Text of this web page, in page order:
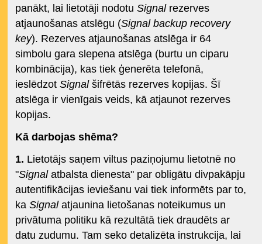
panākt, lai lietotāji nodotu Signal rezerves
atjaunošanas atslēgu (Signal backup recovery
key). Rezerves atjaunošanas atslēga ir 64
simbolu gara slepena atslēga (burtu un ciparu
kombinācija), kas tiek ģenerēta telefonā,
ieslēdzot Signalšifrētās rezerves kopijas. Šī
atslēga ir vienīgais veids, kā atjaunot rezerves
kopijas.
Kā darbojas shēma?
1. Lietotājs saņem viltus paziņojumu lietotnē no
"Signalatbalsta dienesta" par obligātu divpakāpju
autentifikācijas ieviešanu vai tiek informēts par to,
ka Signalatjaunina lietošanas noteikumus un
privātuma politiku kā rezultātā tiek draudēts ar
datu zudumu. Tam seko detalizēta instrukcija, lai